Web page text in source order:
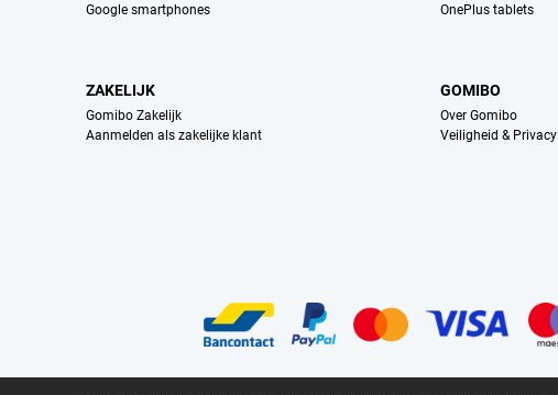
Google smartphones
OnePlus tablets
ZAKELIJK
Gomibo Zakelijk
Aanmelden als zakelijke klant
GOMIBO
Over Gomibo
Veiligheid & Privacy